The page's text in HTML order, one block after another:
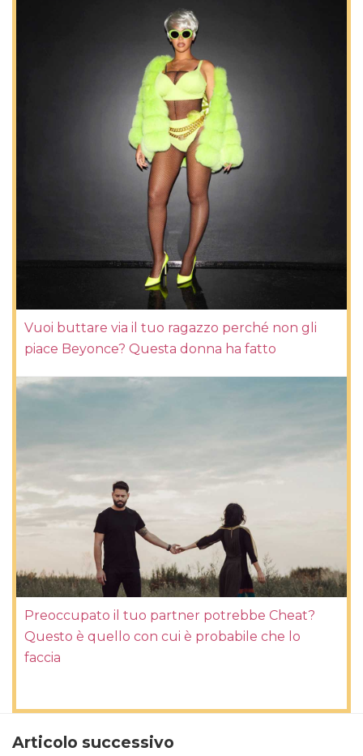
Vuoi buttare via il tuo ragazzo perché non gli
piace Beyonce? Questa donna ha fatto
Preoccupato il tuo partner potrebbe Cheat?
Questo è quello con cui è probabile che lo
faccia
Articolo successivo